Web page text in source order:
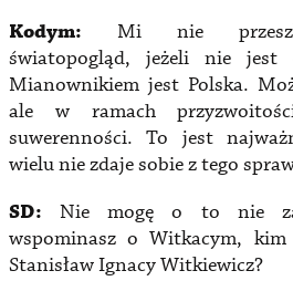
Kodym: Mi nie
światopogląd, jeżeli nie jest
Mianownikiem jest Polska.
ale w ramach
suwerenności. To jest
wielu nie zdaje sobie z tego
SD: Nie mogę o to nie
wspominasz o Witkacym,
Stanisław Ignacy Witkiewicz?